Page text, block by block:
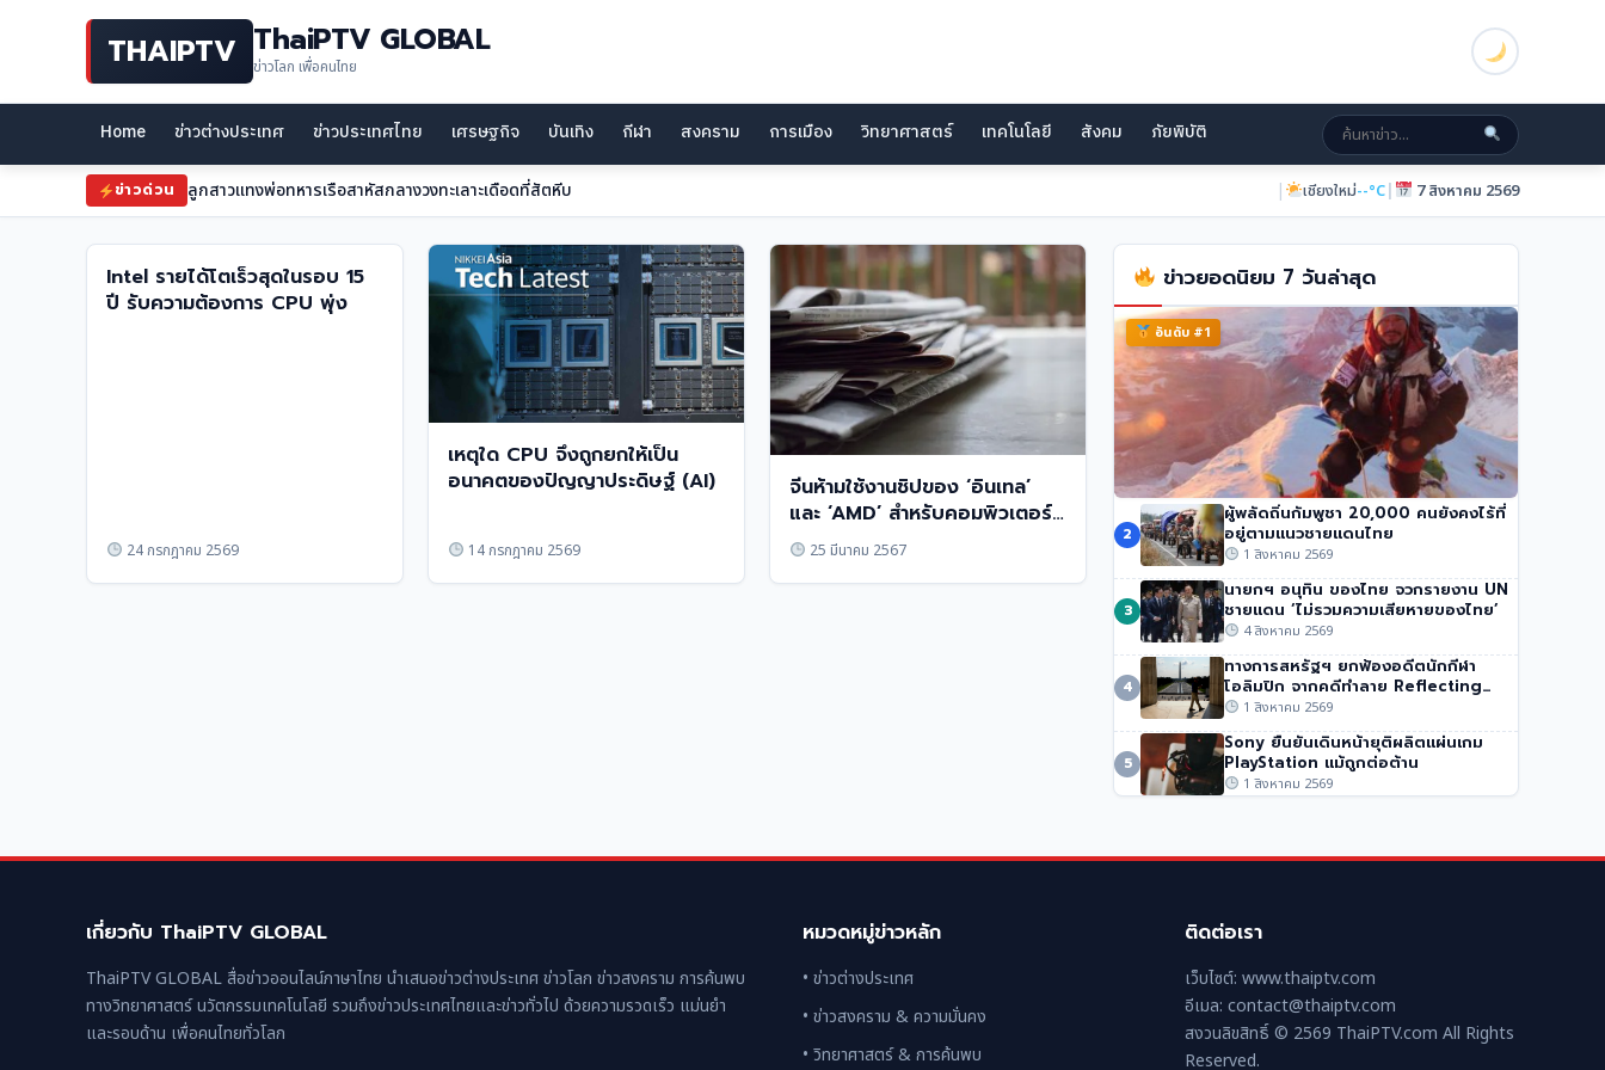
THAIPTV ThaiPTV GLOBAL
ข่าวโลก เพื่อคนไทย
Home ข่าวต่างประเทศ ข่าวประเทศไทย เศรษฐกิจ บันเทิง กีฬา สงคราม การเมือง วิทยาศาสตร์ เทคโนโลยี สังคม ภัยพิบัติ
ข่าวด่วน ลูกสาวแทงพ่อทหารเรือสาหัสกลางวงทะเลาะเดือดที่สัตหีบ | เชียงใหม่--°C| 7 สิงหาคม 2569
Intel รายได้โตเร็วสุดในรอบ 15
ปี รับความต้องการ CPU พุ่ง
24 กรกฎาคม 2569
เหตุใด CPU จึงถูกยกให้เป็น
อนาคตของปัญญาประดิษฐ์ (AI)
14 กรกฎาคม 2569
จีนห้ามใช้งานชิปของ ‘อินเทล’
และ ‘AMD’ สำหรับคอมพิวเตอร์
ของรัฐ
25 มีนาคม 2567
ข่าวยอดนิยม 7 วันล่าสุด
อันดับ #1
นักปีนเขาชื่อดัง นิมมัล ปูร์จา เสียชีวิตในหิมะถล่ม
ปากีสถาน
51 วิว• 1 สิงหาคม 2569
2
ผู้พลัดถิ่นกัมพูชา 20,000 คนยังคงไร้ที่
อยู่ตามแนวชายแดนไทย
1 สิงหาคม 2569
3
นายกฯ อนุทิน ของไทย จวกรายงาน UN
ชายแดน ‘ไม่รวมความเสียหายของไทย’
4 สิงหาคม 2569
4
ทางการสหรัฐฯ ยกฟ้องอดีตนักกีฬา
โอลิมปิก จากคดีทำลาย Reflecting
Pool1 สิงหาคม 2569
5
Sony ยืนยันเดินหน้ายุติผลิตแผ่นเกม
PlayStation แม้ถูกต่อต้าน
1 สิงหาคม 2569
เกี่ยวกับ ThaiPTV GLOBAL
ThaiPTV GLOBAL สื่อข่าวออนไลน์ภาษาไทย นำเสนอข่าวต่างประเทศ ข่าวโลก ข่าวสงคราม การค้นพบ
ทางวิทยาศาสตร์ นวัตกรรมเทคโนโลยี รวมถึงข่าวประเทศไทยและข่าวทั่วไป ด้วยความรวดเร็ว แม่นยำ
และรอบด้าน เพื่อคนไทยทั่วโลก
หมวดหมู่ข่าวหลัก
• ข่าวต่างประเทศ
• ข่าวสงคราม & ความมั่นคง
• วิทยาศาสตร์ & การค้นพบ
ติดต่อเรา
เว็บไซต์: www.thaiptv.com
อีเมล: contact@thaiptv.com
สงวนลิขสิทธิ์ © 2569 ThaiPTV.com All Rights
Reserved.